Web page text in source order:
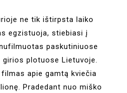
ne tik ištirpsta laiko
egzistuoja, stiebiasi į
paskutiniuose
plotuose Lietuvoje.
apie gamtą kviečia
Pradedant nuo miško